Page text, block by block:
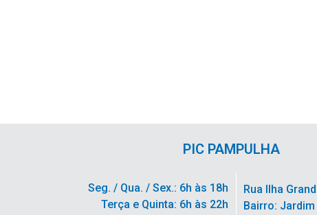
PIC PAMPULHA
Seg. / Qua. / Sex.: 6h às 18h
Terça e Quinta: 6h às 22h
Rua Ilha
Bairro: